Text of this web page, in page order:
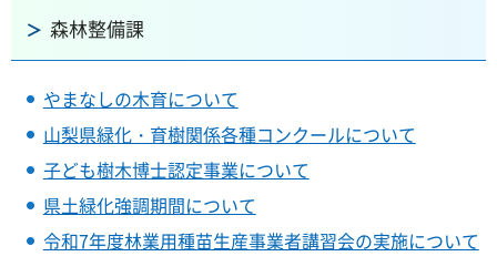
森林整備課
やまなしの木育について
山梨県緑化・育樹関係各種コンクールについて
子ども樹木博士認定事業について
県土緑化強調期間について
令和7年度林業用種苗生産事業者講習会の実施について